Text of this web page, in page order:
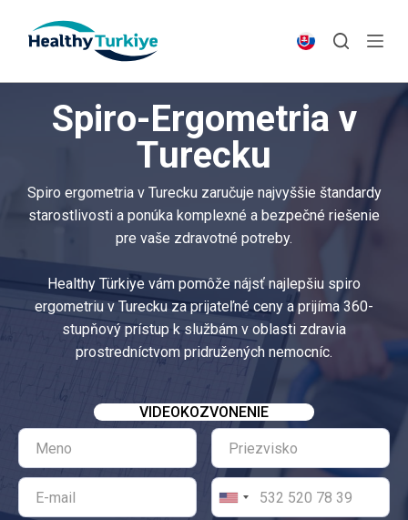
p
t
Spiro-Ergometria v
Turecku
Spiro ergometria v Turecku zaručuje najvyššie štandardy
starostlivosti a ponúka komplexné a bezpečné riešenie
pre vaše zdravotné potreby.
Healthy Türkiye vám pomôže nájsť najlepšiu spiro
ergometriu v Turecku za prijateľné ceny a prijíma 360-
stupňový prístup k službám v oblasti zdravia
prostredníctvom pridružených nemocníc.
VIDEOKOZVONENIE